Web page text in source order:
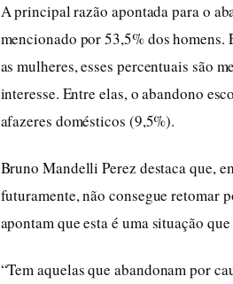
A principal razão apontada para o
mencionado por 53,5% dos homens.
as mulheres, esses percentuais são
interesse. Entre elas, o abandono
afazeres domésticos (9,5%).
Bruno Mandelli Perez destaca que,
futuramente, não consegue retomar
apontam que esta é uma situação
“Tem aquelas que abandonam por